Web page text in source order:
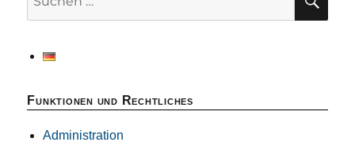
Funktionen und Rechtliches
Administration